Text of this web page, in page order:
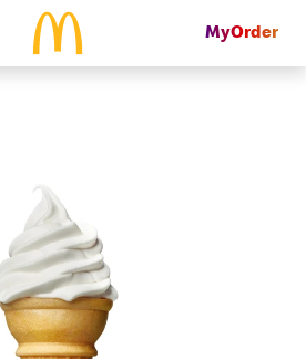
McDonald's Homepage
MyOrder